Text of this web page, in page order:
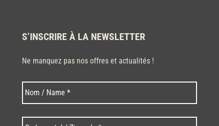
S’INSCRIRE À LA NEWSLETTER
Ne manquez pas nos offres et actualités !
Nom * Nom